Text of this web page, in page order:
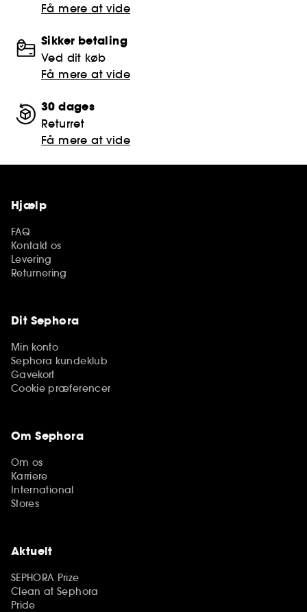
Få mere at vide
Sikker betaling
Ved dit køb
Få mere at vide
30 dages
Returret
Få mere at vide
Hjælp
FAQ
Kontakt os
Levering
Returnering
Dit Sephora
Min konto
Sephora kundeklub
Gavekort
Cookie præferencer
Om Sephora
Om os
Karriere
International
Stores
Aktuelt
SEPHORA Prize
Clean at Sephora
Pride